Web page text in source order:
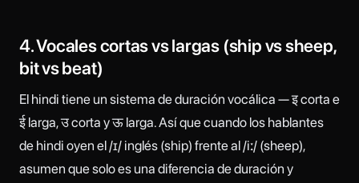
4. Vocales cortas vs largas (ship vs sheep,
bit vs beat)
El hindi tiene un sistema de duración vocálica — इ corta e
ई larga, उ corta y ऊ larga. Así que cuando los hablantes
de hindi oyen el /ɪ/ inglés (ship) frente al /iː/ (sheep),
asumen que solo es una diferencia de duración y